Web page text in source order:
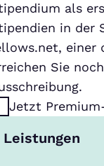
als
in der
einer
Sie
Jetzt
Leistungen